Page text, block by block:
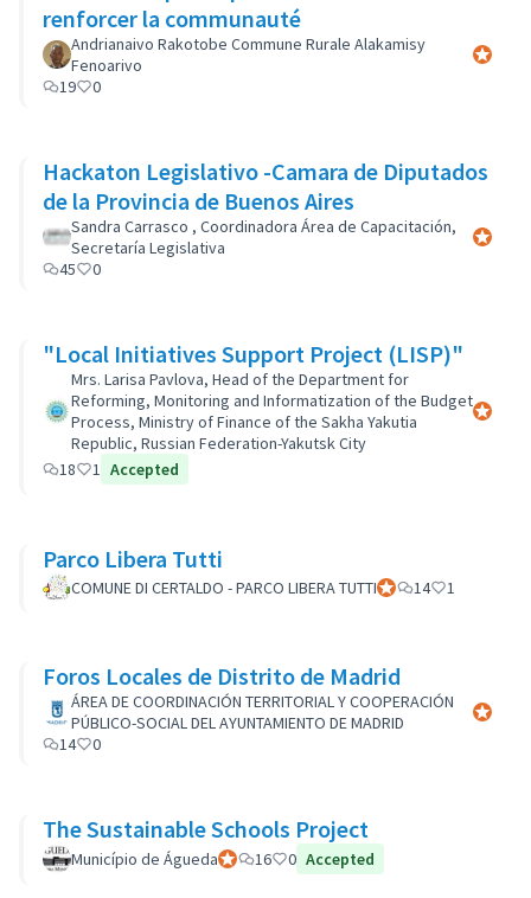
renforcer la communauté
Andrianaivo Rakotobe Commune Rurale Alakamisy
Fenoarivo
19
0
Hackaton Legislativo -Camara de Diputados
de la Provincia de Buenos Aires
Sandra Carrasco , Coordinadora Área de Capacitación,
Secretaría Legislativa
45
0
"Local Initiatives Support Project (LISP)"
Mrs. Larisa Pavlova, Head of the Department for
Reforming, Monitoring and Informatization of the Budget
Process, Ministry of Finance of the Sakha Yakutia
Republic, Russian Federation-Yakutsk City
18 1 Accepted
Parco Libera Tutti
COMUNE DI CERTALDO - PARCO LIBERA TUTTIParticipant officiel
14 1
Foros Locales de Distrito de Madrid
ÁREA DE COORDINACIÓN TERRITORIAL Y COOPERACIÓN
PÚBLICO-SOCIAL DEL AYUNTAMIENTO DE MADRID
14
0
The Sustainable Schools Project
Município de ÁguedaParticipant officiel
16 0 Accepted